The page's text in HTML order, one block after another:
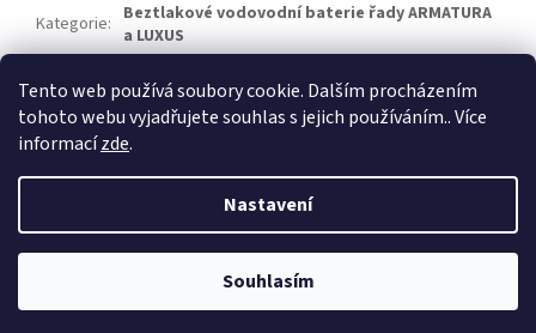
Tento web používá soubory cookie. Dalším procházením
tohoto webu vyjadřujete souhlas s jejich používáním.. Více
informacízde.
Nastavení
Souhlasím
Vážení zákazníci, od 29.6. do 12.7. čerpáme celozávodní dovolenou,
vaše objednávky vyřídíme následující pracovní dny, děkujeme za
Kategorie: Beztlakové vodovodní baterie řady ARMATURA
a LUXUS
EAN: 8591565102633
Vytvořil Shoptet
Wterm. Všechna práva vyhrazena.